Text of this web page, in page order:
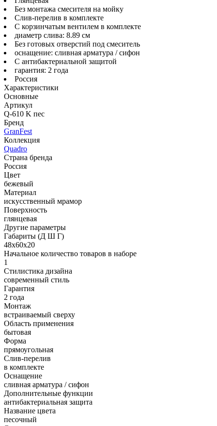
Без монтажа смесителя на мойку
Слив-перелив в комплекте
С корзинчатым вентилем в комплекте
диаметр слива: 8.89 см
Без готовых отверстий под смеситель
оснащение: сливная арматура / сифон
С антибактериальной защитой
гарантия: 2 года
Россия
Характеристики
Основные
Артикул
Q-610 K пес
Бренд
GranFest
Коллекция
Quadro
Страна бренда
Россия
Цвет
бежевый
Материал
искусственный мрамор
Поверхность
глянцевая
Другие параметры
Габариты (Д Ш Г)
48х60х20
Начальное количество товаров в наборе
1
Стилистика дизайна
современный стиль
Гарантия
2 года
Монтаж
встраиваемый сверху
Область применения
бытовая
Форма
прямоугольная
Слив-перелив
в комплекте
Оснащение
сливная арматура / сифон
Дополнительные функции
антибактериальная защита
Название цвета
песочный